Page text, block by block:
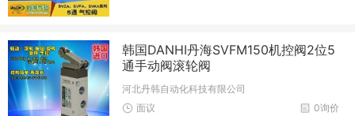
韩国DANHI丹海SVFM150机控阀2位5
通手动阀滚轮阀
河北丹韩自动化科技有限公司
0询价
面议